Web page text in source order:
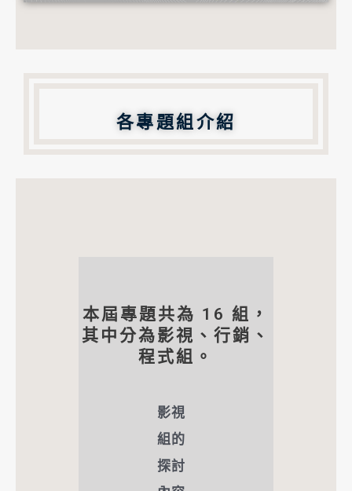
各專題組介紹
本屆專題共為 16 組，
其中分為影視、行銷、
程式組。
影視
組的
探討